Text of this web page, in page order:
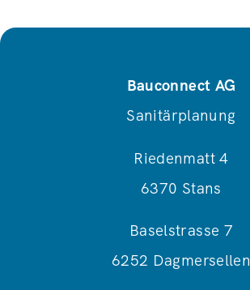
Bauconnect AG
Sanitärplanung
Riedenmatt 4
6370 Stans
Baselstrasse 7
6252 Dagmersellen